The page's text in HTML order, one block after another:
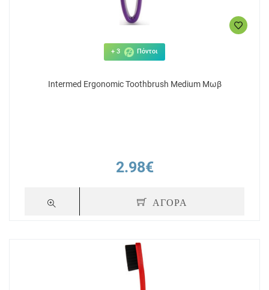
+ 3 Πόντοι
Intermed Ergonomic Toothbrush Medium Μωβ
2.98€
ΑΓΟΡΑ